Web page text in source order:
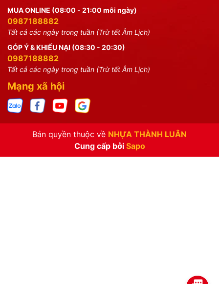
MUA ONLINE (08:00 - 21:00 mỗi ngày)
0987188882
Tất cả các ngày trong tuần (Trừ tết Âm Lịch)
GÓP Ý & KHIẾU NẠI (08:30 - 20:30)
0987188882
Tất cả các ngày trong tuần (Trừ tết Âm Lịch)
Mạng xã hội
Bản quyền thuộc về NHỰA THÀNH LUÂN
Cung cấp bởi Sapo